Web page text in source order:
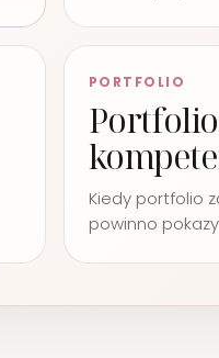
PORTFOLIO
Kiedy portfolio
powinno